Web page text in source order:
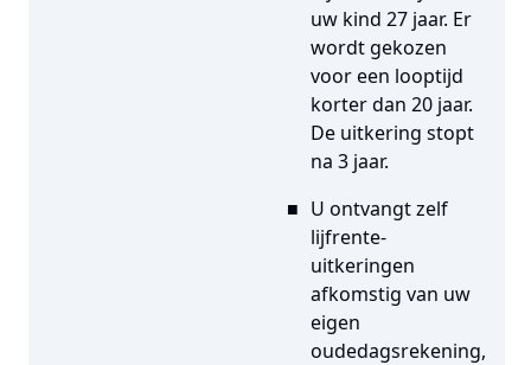
uw kind 27 jaar. Er
wordt gekozen
voor een looptijd
korter dan 20 jaar.
De uitkering stopt
na 3 jaar.
U ontvangt zelf
lijfrente-
uitkeringen
afkomstig van uw
eigen
oudedagsrekening,